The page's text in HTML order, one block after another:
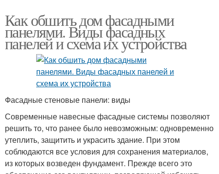
Как обшить дом фасадными
панелями. Виды фасадных
панелей и схема их устройства
Фасадные стеновые панели: виды
Современные навесные фасадные системы позволяют
решить то, что ранее было невозможным: одновременно
утеплить, защитить и украсить здание. При этом
соблюдаются все условия для сохранения материалов,
из которых возведен фундамент. Прежде всего это